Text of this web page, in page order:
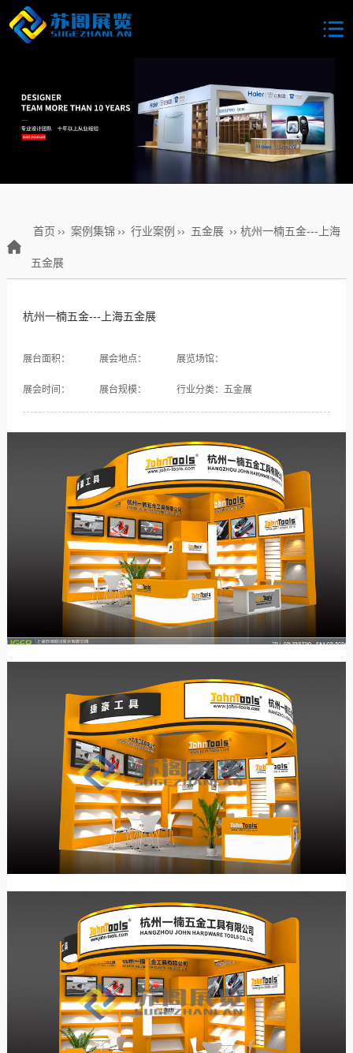
首页 ›› 案例集锦 ›› 行业案例 ›› 五金展 ›› 杭州一楠五金---上海
五金展
杭州一楠五金---上海五金展
展台面积： 展会地点： 展览场馆：
展会时间： 展台规模： 行业分类：五金展